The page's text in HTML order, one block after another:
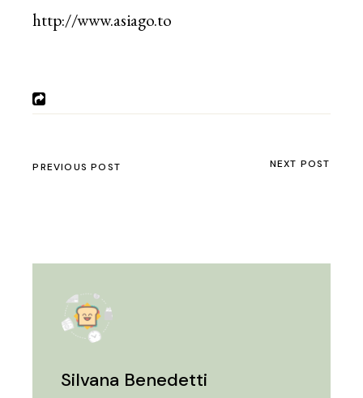
http://www.asiago.to
PREVIOUS POST NEXT POST
Silvana Benedetti